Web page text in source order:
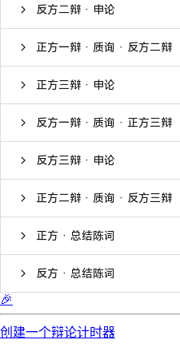
反方二辩 · 申论
正方一辩 · 质询 · 反方二辩
正方三辩 · 申论
反方一辩 · 质询 · 正方三辩
反方三辩 · 申论
正方二辩 · 质询 · 反方三辩
正方 · 总结陈词
反方 · 总结陈词
🎉
创建一个辩论计时器